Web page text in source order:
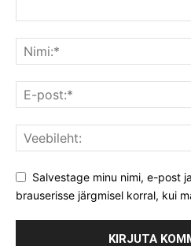
Salvestage minu nimi, e-post
brauserisse järgmisel korral, kui